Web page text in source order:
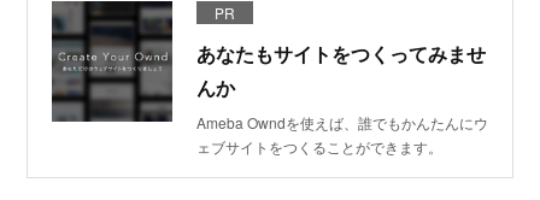
PR
あなたもサイトをつくってみませ
んか
Ameba Owndを使えば、誰でもかんたんにウ
ェブサイトをつくることができます。